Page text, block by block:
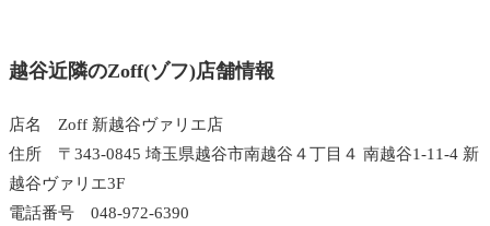
越谷近隣のZoff(ゾフ)店舗情報
店名 Zoff 新越谷ヴァリエ店
住所 〒343-0845 埼玉県越谷市南越谷４丁目４ 南越谷1-11-4 新
越谷ヴァリエ3F
電話番号 048-972-6390